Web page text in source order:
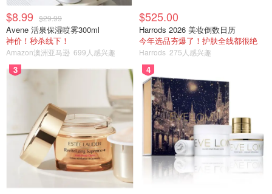
$8.99 $29.99
Avene 活泉保湿喷雾300ml
神价！秒杀线下！
Amazon澳洲亚马逊 699人感兴趣
$525.00
Harrods 2026 美妆倒数日历
今年选品夯爆了！护肤全线都很绝
Harrods 275人感兴趣
3 4